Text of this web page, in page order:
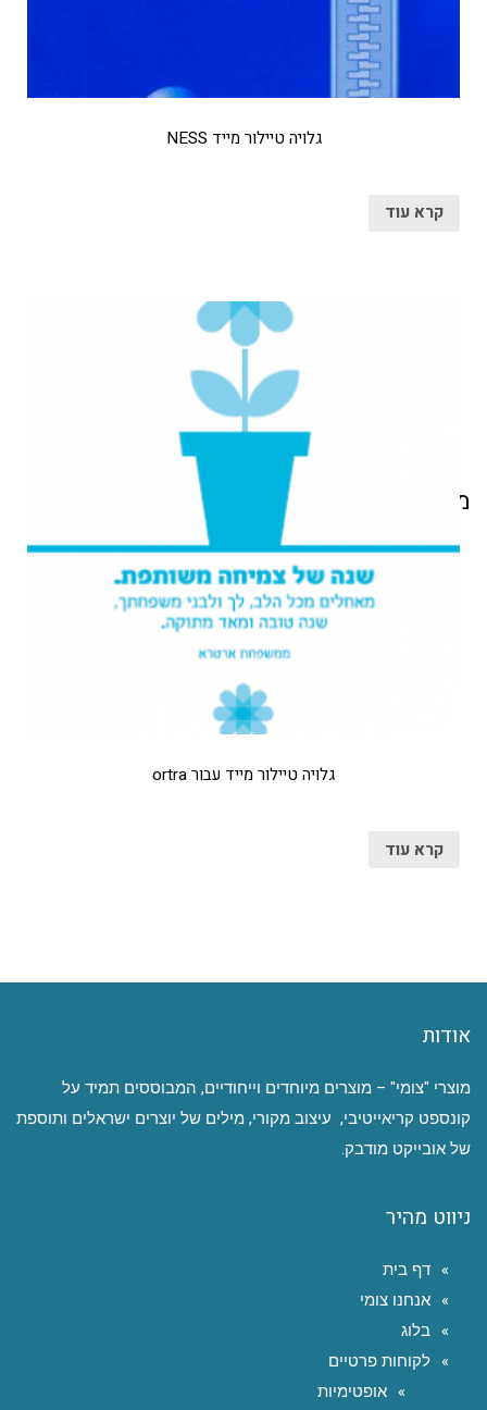
מוצרים קשורים
גלויה טיילור מייד NESS
קרא עוד
גלויה טיילור מייד עבור ortra
קרא עוד
אודות
מוצרי "צומי" – מוצרים מיוחדים וייחודיים, המבוססים תמיד על
קונספט קריאייטיבי, עיצוב מקורי, מילים של יוצרים ישראלים ותוספת
של אובייקט מודבק.
ניווט מהיר
דף בית
אנחנו צומי
בלוג
לקוחות פרטיים
אופטימיות